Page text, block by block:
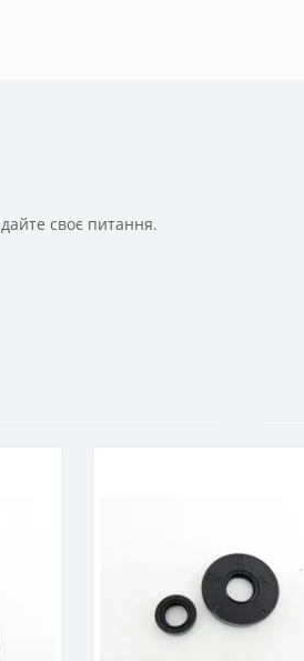
своє питання.